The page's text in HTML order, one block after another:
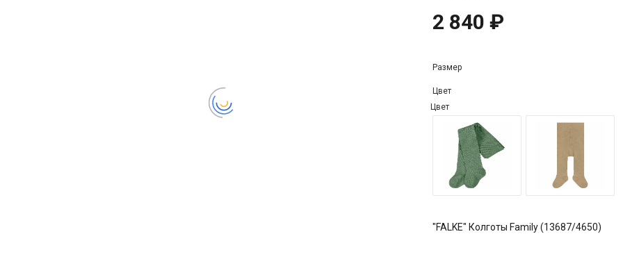
2 840 ₽
Размер
Цвет
Цвет
"FALKE" Колготы Family (13687/4650)